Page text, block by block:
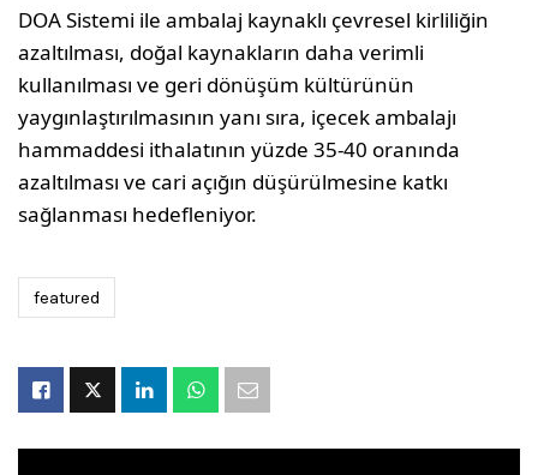
DOA Sistemi ile ambalaj kaynaklı çevresel kirliliğin
azaltılması, doğal kaynakların daha verimli
kullanılması ve geri dönüşüm kültürünün
yaygınlaştırılmasının yanı sıra, içecek ambalajı
hammaddesi ithalatının yüzde 35-40 oranında
azaltılması ve cari açığın düşürülmesine katkı
sağlanması hedefleniyor.
featured